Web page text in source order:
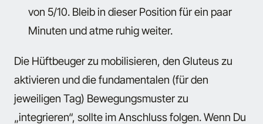
von 5/10. Bleib in dieser Position für ein paar
Minuten und atme ruhig weiter.
Die Hüftbeuger zu mobilisieren, den Gluteus zu
aktivieren und die fundamentalen (für den
jeweiligen Tag) Bewegungsmuster zu
„integrieren“, sollte im Anschluss folgen. Wenn Du